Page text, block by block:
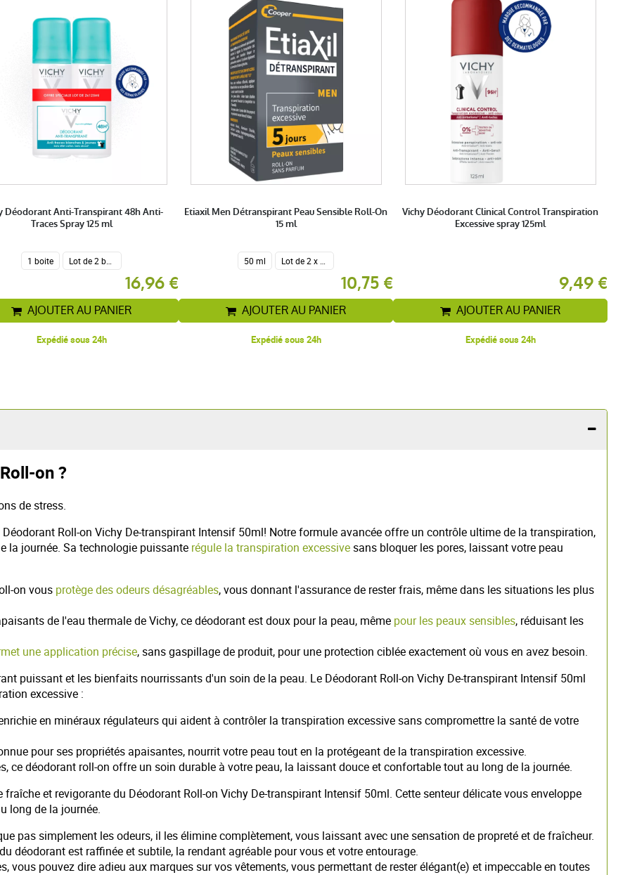
Déodorant Anti-Transpirant 48h Anti-
Traces Spray 125 ml
1 boite
16,96 €
AJOUTER AU PANIER
Expédié sous 24h
Etiaxil Men Détranspirant Peau Sensible Roll-On
15 ml
50 ml
10,75 €
AJOUTER AU PANIER
Expédié sous 24h
Vichy Déodorant Clinical Control Transpiration
Excessive spray 125ml
9,49 €
AJOUTER AU PANIER
Expédié sous 24h
on ?
de stress.
Roll-on Vichy De-transpirant Intensif 50ml! Notre formule avancée offre un contrôle ultime de la transpiration,
la journée. Sa technologie puissante régule la transpiration excessivesans bloquer les pores, laissant votre peau
on vous protège des odeurs désagréables, vous donnant l'assurance de rester frais, même dans les situations les plus
de l'eau thermale de Vichy, ce déodorant est doux pour la peau, même pour les peaux sensibles, réduisant les
une application précise, sans gaspillage de produit, pour une protection ciblée exactement où vous en avez besoin.
puissant et les bienfaits nourrissants d'un soin de la peau. Le Déodorant Roll-on Vichy De-transpirant Intensif 50ml
excessive :
en minéraux régulateurs qui aident à contrôler la transpiration excessive sans compromettre la santé de votre
pour ses propriétés apaisantes, nourrit votre peau tout en la protégeant de la transpiration excessive.
ce déodorant roll-on offre un soin durable à votre peau, la laissant douce et confortable tout au long de la journée.
et revigorante du Déodorant Roll-on Vichy De-transpirant Intensif 50ml. Cette senteur délicate vous enveloppe
long de la journée.
pas simplement les odeurs, il les élimine complètement, vous laissant avec une sensation de propreté et de fraîcheur.
déodorant est raffinée et subtile, la rendant agréable pour vous et votre entourage.
vous pouvez dire adieu aux marques sur vos vêtements, vous permettant de rester élégant(e) et impeccable en toutes